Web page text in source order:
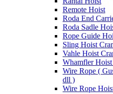
Remote Hoist
Roda End
Roda Sadle
Rope Guide
Sling Hoist
Vahle Hoist
Whamfler Hoist
Wire Rope (
dll )
Wire Rope